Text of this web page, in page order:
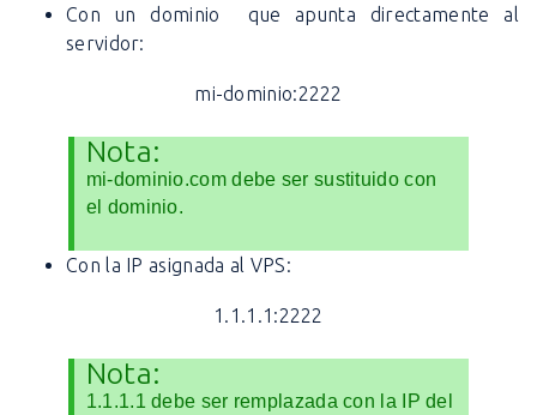
Con un dominio que apunta directamente al
servidor:
mi-dominio:2222
Nota:
mi-dominio.com debe ser sustituido con
el dominio.
Con la IP asignada al VPS:
1.1.1.1:2222
Nota:
1.1.1.1 debe ser remplazada con la IP del